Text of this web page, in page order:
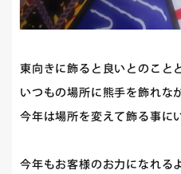
東向きに飾ると良いとのことと
いつもの場所に熊手を飾れな
今年は場所を変えて飾る事に
今年もお客様のお力になれる